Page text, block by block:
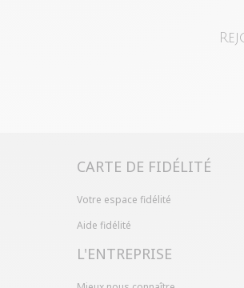
Vous avez
magasin ou
livraison/
"Mes
CARTE DE FIDÉLITÉ
Votre espace fidélité
Aide fidélité
L'ENTREPRISE